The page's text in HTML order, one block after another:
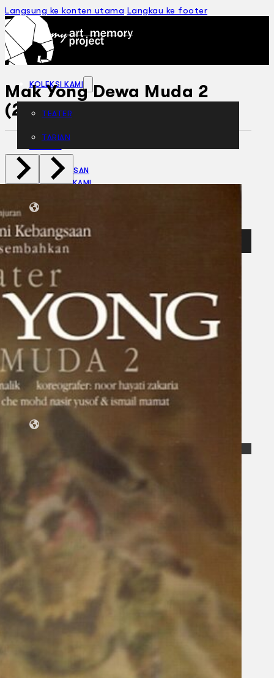
Langsung ke konten utama Langkau ke footer
KOLEKSI KAMI
TEATER
TARIAN
PENAPISAN
SEJARAH LISAN
MENGENAI KAMI
EN
Koleksi Kami
Teater
Tarian
Artikel
Penapisan
Sejarah Lisan
Mengenai Kami
Cari laman web
Mak Yong Dewa Muda 2
(2001)